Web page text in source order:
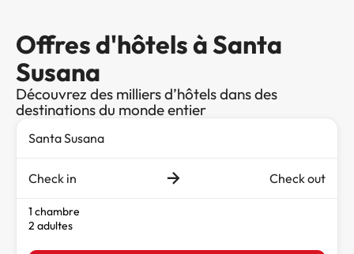
Offres d'hôtels à Santa
Susana
Découvrez des milliers d’hôtels dans des
destinations du monde entier
Check in Check out
1 chambre
2 adultes